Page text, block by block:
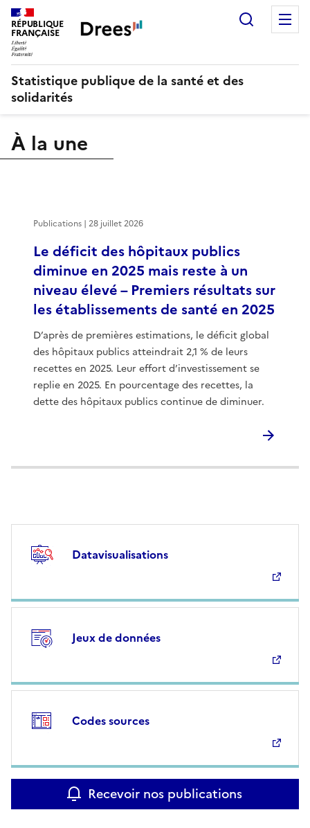
RÉPUBLIQUE
FRANÇAISE
Statistique publique de la santé et des
solidarités
À la une
Le déficit des hôpitaux publics
diminue en 2025 mais reste à un
niveau élevé – Premiers résultats sur
les établissements de santé en 2025
D’après de premières estimations, le déficit global
des hôpitaux publics atteindrait 2,1 % de leurs
recettes en 2025. Leur effort d’investissement se
replie en 2025. En pourcentage des recettes, la
dette des hôpitaux publics continue de diminuer.
Publications | 28 juillet 2026
Datavisualisations
Jeux de données
Codes sources
Recevoir nos publications